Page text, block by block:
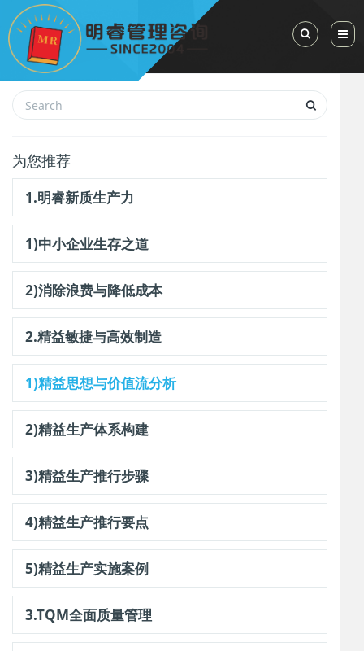
Toggle
为您推荐
1.明睿新质生产力
1)中小企业生存之道
2)消除浪费与降低成本
2.精益敏捷与高效制造
1)精益思想与价值流分析
2)精益生产体系构建
3)精益生产推行步骤
4)精益生产推行要点
5)精益生产实施案例
3.TQM全面质量管理